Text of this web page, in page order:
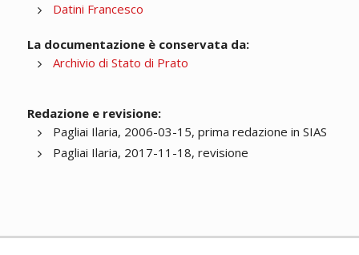
Datini Francesco
La documentazione è conservata da:
Archivio di Stato di Prato
Redazione e revisione:
Pagliai Ilaria, 2006-03-15, prima redazione in SIAS
Pagliai Ilaria, 2017-11-18, revisione